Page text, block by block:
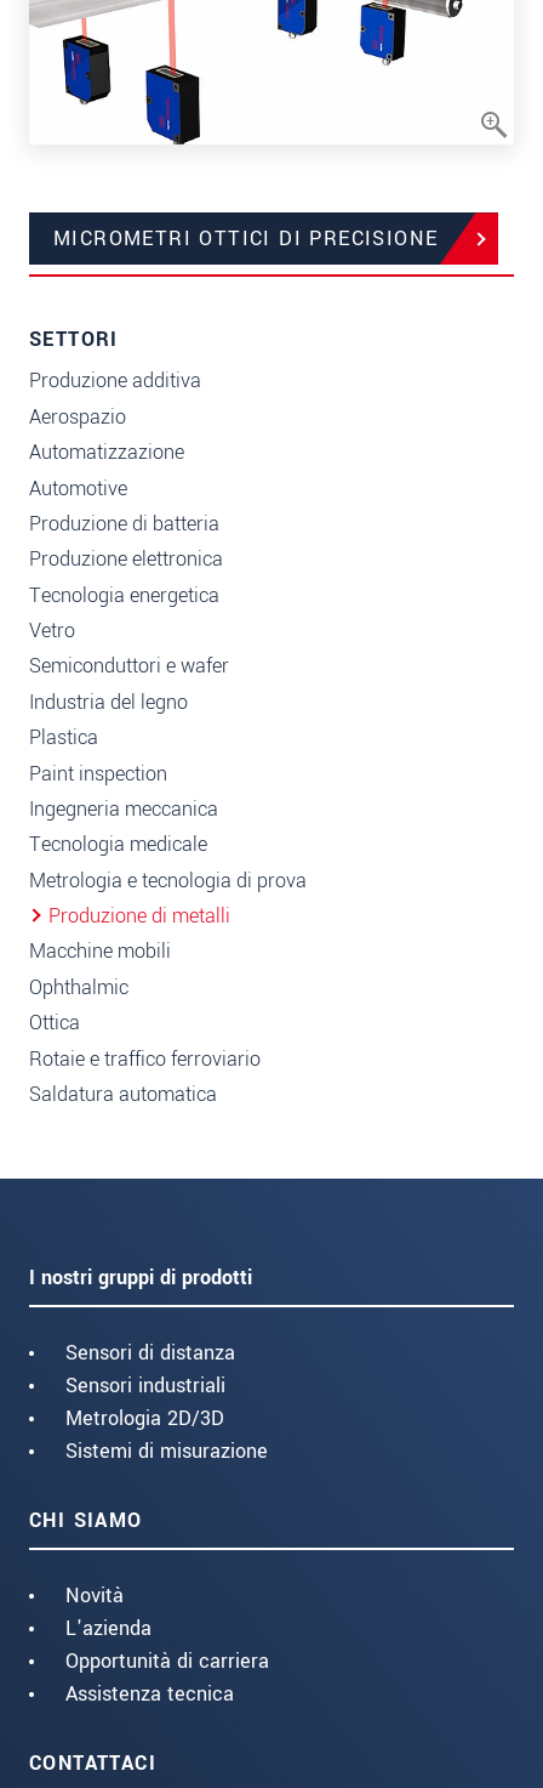
MICROMETRI OTTICI DI PRECISIONE
SETTORI
Produzione additiva
Aerospazio
Automatizzazione
Automotive
Produzione di batteria
Produzione elettronica
Tecnologia energetica
Vetro
Semiconduttori e wafer
Industria del legno
Plastica
Paint inspection
Ingegneria meccanica
Tecnologia medicale
Metrologia e tecnologia di prova
Produzione di metalli
Macchine mobili
Ophthalmic
Ottica
Rotaie e traffico ferroviario
Saldatura automatica
I nostri gruppi di prodotti
Sensori di distanza
Sensori industriali
Metrologia 2D/3D
Sistemi di misurazione
CHI SIAMO
Novità
L'azienda
Opportunità di carriera
Assistenza tecnica
CONTATTACI